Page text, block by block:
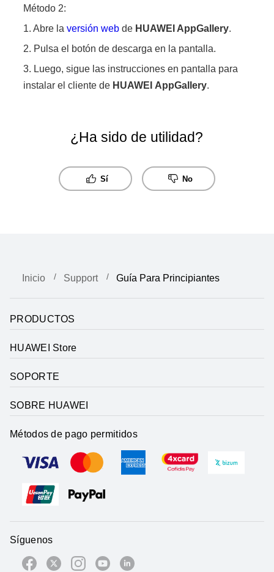
Método 2:
1. Abre laversión web de HUAWEI AppGallery.
2. Pulsa el botón de descarga en la pantalla.
3. Luego, sigue las instrucciones en pantalla para
instalar el cliente de HUAWEI AppGallery.
¿Ha sido de utilidad?
Sí No
Inicio Support Guía Para Principiantes
PRODUCTOS
HUAWEI Store
SOPORTE
SOBRE HUAWEI
Métodos de pago permitidos
Síguenos